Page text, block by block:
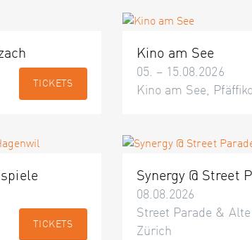
TICKETS
Kino am See
05. – 15.08.2026
Kino am See,
TICKETS
Synergy @ Street
08.08.2026
Street Parade &
Zürich